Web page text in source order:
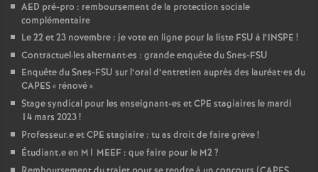
AED pré-pro : remboursement de la protection sociale
complémentaire
Le 22 et 23 novembre : je vote en ligne pour la liste FSU à l’INSPE !
Contractuel·les alternant·es : grande enquête du Snes-FSU
Enquête du Snes-FSU sur l’oral d’entretien auprès des lauréat•es du
CAPES« rénové»
Stage syndical pour les enseignant-es etCPE stagiaires le mardi
14 mars 2023!
Professeur.e etCPE stagiaire : tu as droit de faire grève!
Étudiant.e en M1 MEEF : que faire pour le M2?